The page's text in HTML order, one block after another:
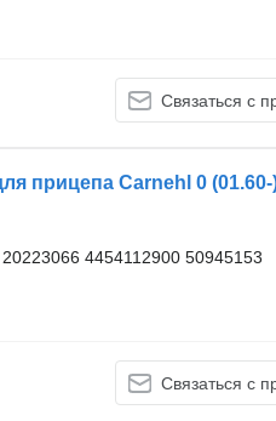
Связаться с
прицепа Carnehl 0 (01.60-
4454112900 50945153
Связаться с